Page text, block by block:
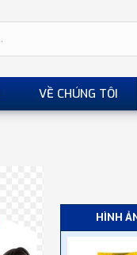
VỀ CHÚNG TÔI
HÌNH